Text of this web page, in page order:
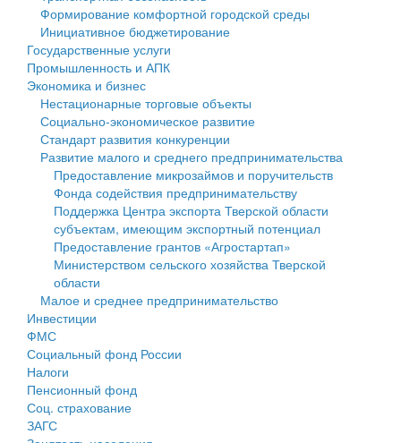
Государственные услуги
Промышленность и АПК
Экономика и бизнес
Символика
Устав
Гостям округа
Туризм
Культура
Образование
Здравоохранение
Социальная защита
Фотоальбом
муниципального округа Тверской области
Администрация Кашинского муниципального округа
Тверской области
Управление сельскими территориями
Открытые данные
Работа с обращениями граждан
Муниципальный контроль
Муниципальные услуги
Проекты административных регламентов
Антимонопольный комплаенс
Противодействие коррупции
Финансовое управление
Бюджет для граждан
Имущество
Выявление правообладателей ранее учтенных
объектов недвижимости
Имущественная поддержка субъектов малого и
среднего предпринимательства
Информационная поддержка субъектов малого и
среднего предпринимательства
Муниципальные программы
Контрольно-счетная палата
Персональные данные
Формирование комфортной городской среды
Инициативное бюджетирование
Государственные услуги
Промышленность и АПК
Экономика и бизнес
Нестационарные торговые объекты
Социально-экономическое развитие
Стандарт развития конкуренции
Развитие малого и среднего предпринимательства
Предоставление микрозаймов и поручительств
Фонда содействия предпринимательству
Поддержка Центра экспорта Тверской области
субъектам, имеющим экспортный потенциал
Предоставление грантов «Агростартап»
Министерством сельского хозяйства Тверской
области
Малое и среднее предпринимательство
Инвестиции
ФМС
Социальный фонд России
Налоги
Пенсионный фонд
Соц. страхование
ЗАГС